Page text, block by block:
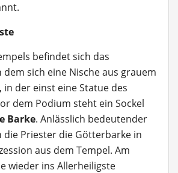
befindet sich das
sich eine Nische aus grauem
der einst eine Statue des
dem Podium steht ein Sockel
Barke. Anlässlich bedeutender
die Priester die Götterbarke in
aus dem Tempel. Am
wieder ins Allerheiligste